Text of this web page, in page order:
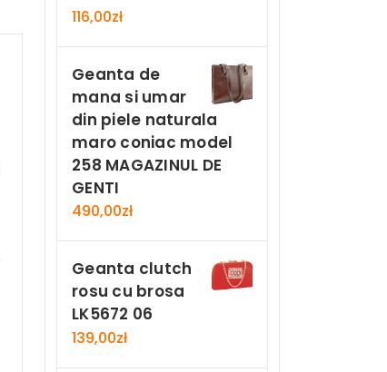
116,00zł
Geanta de
mana si umar
din piele naturala
maro coniac model
258 MAGAZINUL DE
GENTI
490,00zł
Geanta clutch
rosu cu brosa
LK5672 06
139,00zł